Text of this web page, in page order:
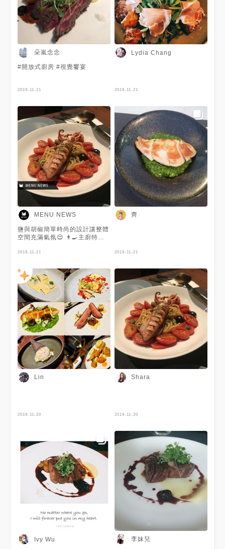
朵嵐念念
#開放式廚房 #視覺饗宴
2019-11-21
Lydia Chang
2019-11-21
MENU NEWS
鹽與胡椒簡單時尚的設計讓整體
空間充滿氣氛😌 👨‍🍳主廚特製
美食的你們！ 想吃記得儘早訂
❤️快再來多分享美食啦～～
2019-11-21
齊
2019-11-21
Lin
2019-11-20
Shara
2019-11-20
Ivy Wu 李妹兒